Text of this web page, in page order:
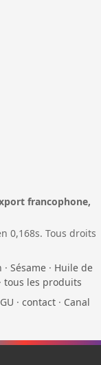
francophone,
0,168s. Tous droits
· Sésame · Huile de
· tous les produits
· contact · Canal